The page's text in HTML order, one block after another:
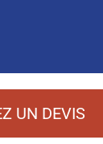
UN DEVIS